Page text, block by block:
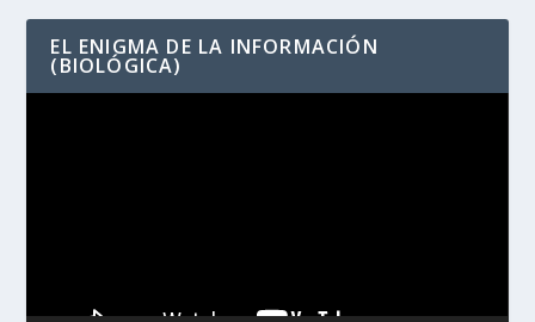
EL ENIGMA DE LA INFORMACIÓN
(BIOLÓGICA)